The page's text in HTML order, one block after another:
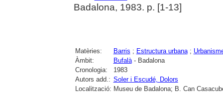
Badalona, 1983. p. [1-13]
Matèries: Barris ; Estructura urbana;
Àmbit:
Bufalà- Badalona
Cronologia:
1983
Autors add.: Soler i Escudé, Dolors
Localització: Museu de Badalona; B. Can